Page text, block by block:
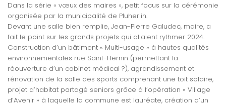
Dans la série « vœux des maires », petit focus sur la cérémonie
organisée par la municipalité de Pluherlin.
Devant une salle bien remplie, Jean-Pierre Galudec, maire, a
fait le point sur les grands projets qui allaient rythmer 2024.
Construction d’un bâtiment « Multi-usage » à hautes qualités
environnementales rue Saint-Hernin (permettant la
réouverture d’un cabinet médical ?), agrandissement et
rénovation de la salle des sports comprenant une toit solaire,
projet d’habitat partagé seniors grâce à l’opération « Village
d’Avenir » à laquelle la commune est lauréate, création d’un